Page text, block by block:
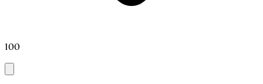
100